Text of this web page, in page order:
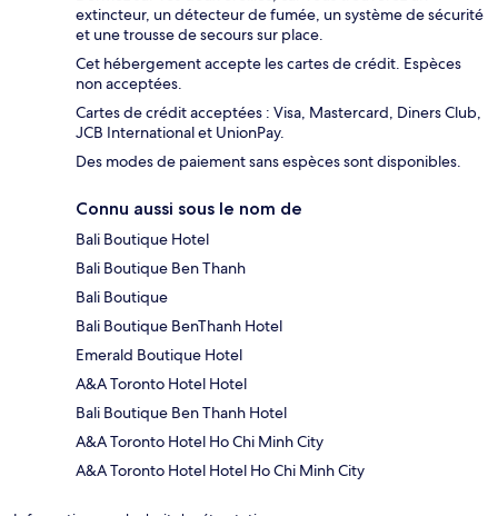
extincteur, un détecteur de fumée, un système de sécurité
et une trousse de secours sur place.
Cet hébergement accepte les cartes de crédit. Espèces
non acceptées.
Cartes de crédit acceptées : Visa, Mastercard, Diners Club,
JCB International et UnionPay.
Des modes de paiement sans espèces sont disponibles.
Connu aussi sous le nom de
Bali Boutique Hotel
Bali Boutique Ben Thanh
Bali Boutique
Bali Boutique BenThanh Hotel
Emerald Boutique Hotel
A&A Toronto Hotel Hotel
Bali Boutique Ben Thanh Hotel
A&A Toronto Hotel Ho Chi Minh City
A&A Toronto Hotel Hotel Ho Chi Minh City